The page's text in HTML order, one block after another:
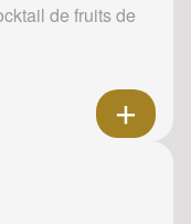
de fruits de